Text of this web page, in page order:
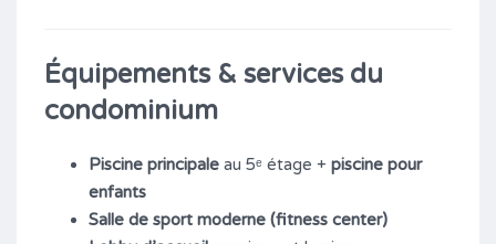
Équipements & services du
condominium
Piscine principale au 5ᵉ étage + piscine pour
enfants
Salle de sport moderne (fitness center)